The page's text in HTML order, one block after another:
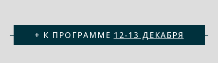
+ К ПРОГРАММЕ 12-13 ДЕКАБРЯ